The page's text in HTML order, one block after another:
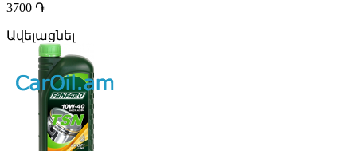
3700 ֏
Ավելացնել